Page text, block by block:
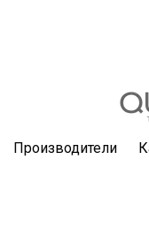
Производители